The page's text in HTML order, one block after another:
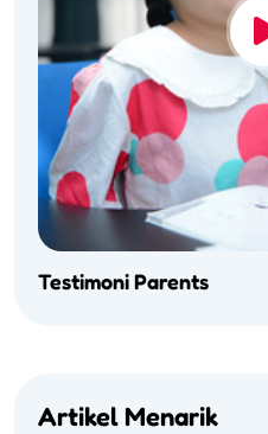
Testimoni Parents
Artikel Menarik